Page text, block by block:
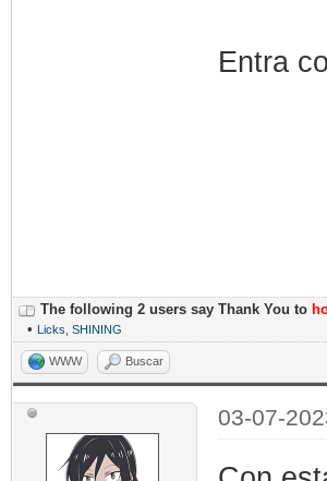
Entra
The following 2 users say Thank You to
• Licks SHINING
WWW Buscar
03-07-